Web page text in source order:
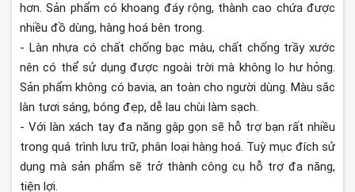
hơn. Sản phẩm có khoang đáy rộng, thành cao chứa được
nhiều đồ dùng, hàng hoá bên trong.
- Làn nhựa có chất chống bạc màu, chất chống trầy xước
nên có thể sử dụng được ngoài trời mà không lo hư hỏng.
Sản phẩm không có bavia, an toàn cho người dùng. Màu sắc
làn tươi sáng, bóng đẹp, dễ lau chùi làm sạch.
- Với làn xách tay đa năng gập gọn sẽ hỗ trợ bạn rất nhiều
trong quá trình lưu trữ, phân loại hàng hoá. Tuỳ mục đích sử
dụng mà sản phẩm sẽ trở thành công cụ hỗ trợ đa năng,
tiện lợi.